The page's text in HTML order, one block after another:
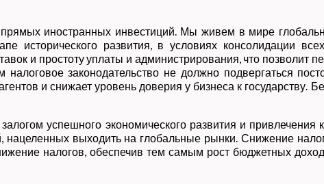
иностранных инвестиций. Мы живем в мире
исторического развития, в условиях консолидации
и простоту уплаты и администрирования, что позволит
законодательство не должно подвергаться
и снижает уровень доверия у бизнеса к государству.
успешного экономического развития и привлечения
выходить на глобальные рынки. Снижение
налогов, обеспечив тем самым рост бюджетных